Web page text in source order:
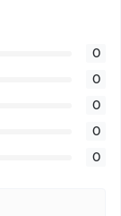
0
0
0
0
0